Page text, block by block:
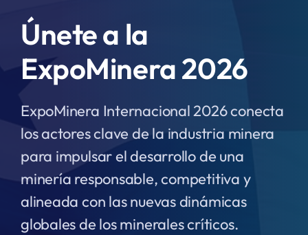
Únete a la
ExpoMinera 2026
ExpoMinera Internacional 2026 conecta
los actores clave de la industria minera
para impulsar el desarrollo de una
minería responsable, competitiva y
alineada con las nuevas dinámicas
globales de los minerales críticos.